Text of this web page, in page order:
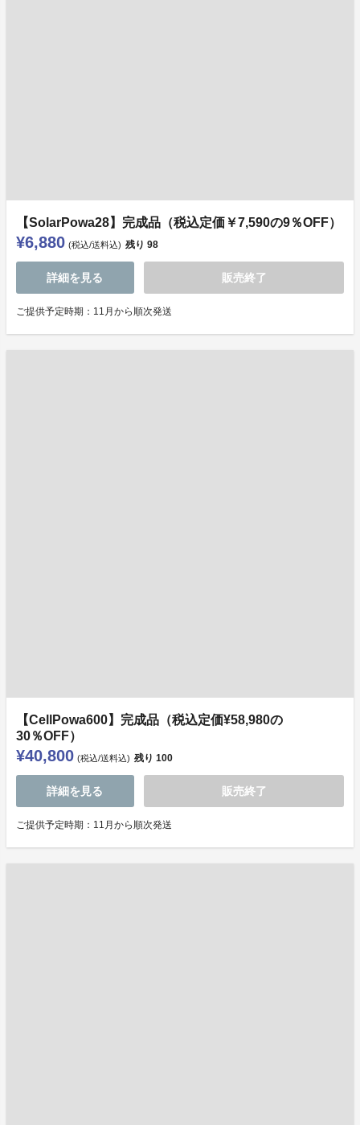
【SolarPowa28】完成品（税込定価￥7,590の9％OFF）
¥6,880 (税込/送料込) 残り 98
詳細を見る 販売終了
ご提供予定時期：11月から順次発送
【CellPowa600】完成品（税込定価¥58,980の
30％OFF）
¥40,800 (税込/送料込) 残り 100
詳細を見る 販売終了
ご提供予定時期：11月から順次発送